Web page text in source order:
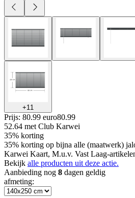
+11
Prijs: 80.99 euro80.99
52.64 met Club Karwei
35% korting
35% korting op bijna alle (maatwerk)
Karwei Kaart, M.u.v. Vast Laag-
Bekijk alle producten uit deze actie.
Aanbieding nog 8 dagen geldig
afmeting: